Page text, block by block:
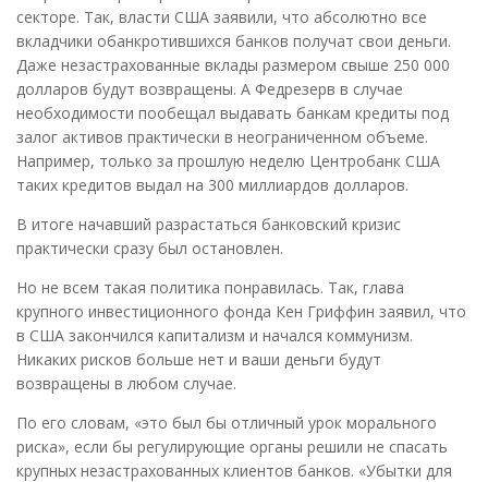
секторе. Так, власти США заявили, что абсолютно все
вкладчики обанкротившихся банков получат свои деньги.
Даже незастрахованные вклады размером свыше 250 000
долларов будут возвращены. А Федрезерв в случае
необходимости пообещал выдавать банкам кредиты под
залог активов практически в неограниченном объеме.
Например, только за прошлую неделю Центробанк США
таких кредитов выдал на 300 миллиардов долларов.
В итоге начавший разрастаться банковский кризис
практически сразу был остановлен.
Но не всем такая политика понравилась. Так, глава
крупного инвестиционного фонда Кен Гриффин заявил, что
в США закончился капитализм и начался коммунизм.
Никаких рисков больше нет и ваши деньги будут
возвращены в любом случае.
По его словам, «это был бы отличный урок морального
риска», если бы регулирующие органы решили не спасать
крупных незастрахованных клиентов банков. «Убытки для